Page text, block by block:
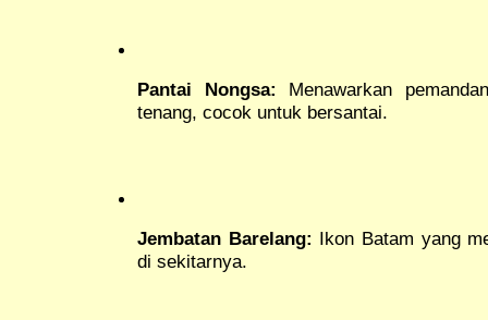
Pantai Nongsa: Menawarkan
tenang, cocok untuk bersantai.
Jembatan Barelang: Ikon Batam yang
di sekitarnya.